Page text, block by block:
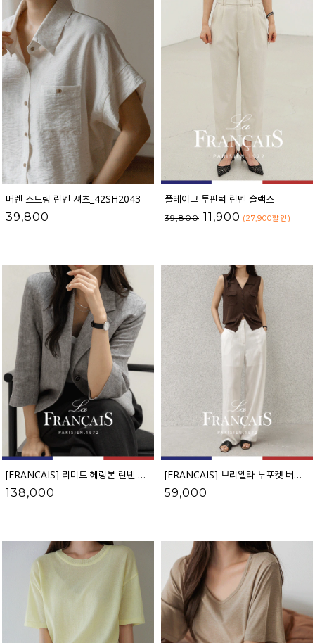
머렌 스트링 린넨 셔츠_42SH2043
39,800
플레이그 투핀턱 린넨 슬랙스
39,800 11,900 (27,900할인 )
[FRANCAIS] 리미드 헤링본 린넨 7부 자켓_F6H514JK
138,000
[FRANCAIS] 브리엘라 투포켓 버튼 니트 나시_F6H513KN
59,000